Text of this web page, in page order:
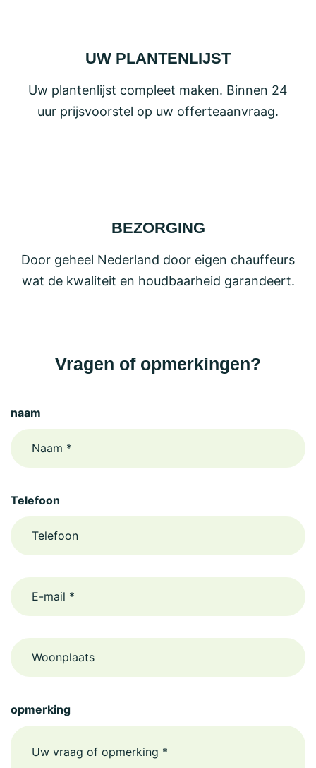
UW PLANTENLIJST
Uw plantenlijst compleet maken. Binnen 24
uur prijsvoorstel op uw offerteaanvraag.
BEZORGING
Door geheel Nederland door eigen chauffeurs
wat de kwaliteit en houdbaarheid garandeert.
Vragen of opmerkingen?
naam
Telefoon
email
Woonplaats
opmerking